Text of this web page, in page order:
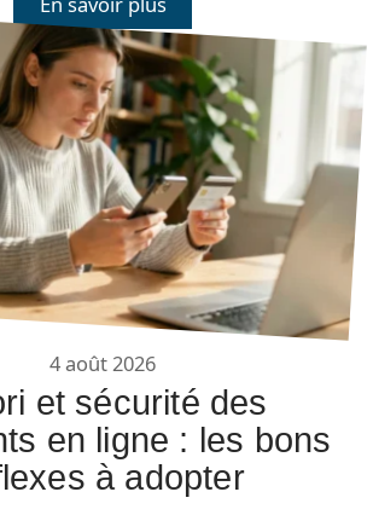
4 août 2026
et sécurité des
en ligne : les bons
à adopter